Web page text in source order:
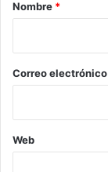
*
Nombre *
Correo electrónico
Web